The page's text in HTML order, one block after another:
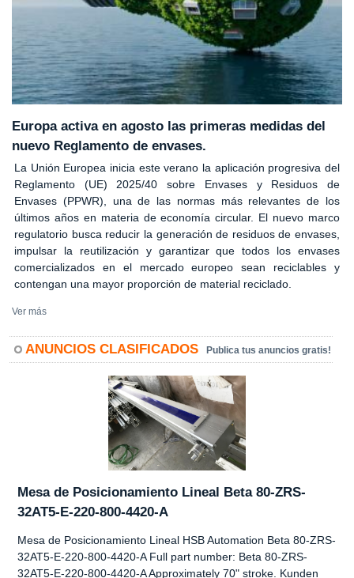
Europa activa en agosto las primeras medidas del
nuevo Reglamento de envases.
La Unión Europea inicia este verano la aplicación progresiva del
Reglamento (UE) 2025/40 sobre Envases y Residuos de
Envases (PPWR), una de las normas más relevantes de los
últimos años en materia de economía circular. El nuevo marco
regulatorio busca reducir la generación de residuos de envases,
impulsar la reutilización y garantizar que todos los envases
comercializados en el mercado europeo sean reciclables y
contengan una mayor proporción de material reciclado.
Ver más
ANUNCIOS CLASIFICADOS Publica tus anuncios gratis!
Mesa de Posicionamiento Lineal Beta 80-ZRS-
32AT5-E-220-800-4420-A
Mesa de Posicionamiento Lineal HSB Automation Beta 80-ZRS-
32AT5-E-220-800-4420-A Full part number: Beta 80-ZRS-
32AT5-E-220-800-4420-A Approximately 70" stroke. Kunden